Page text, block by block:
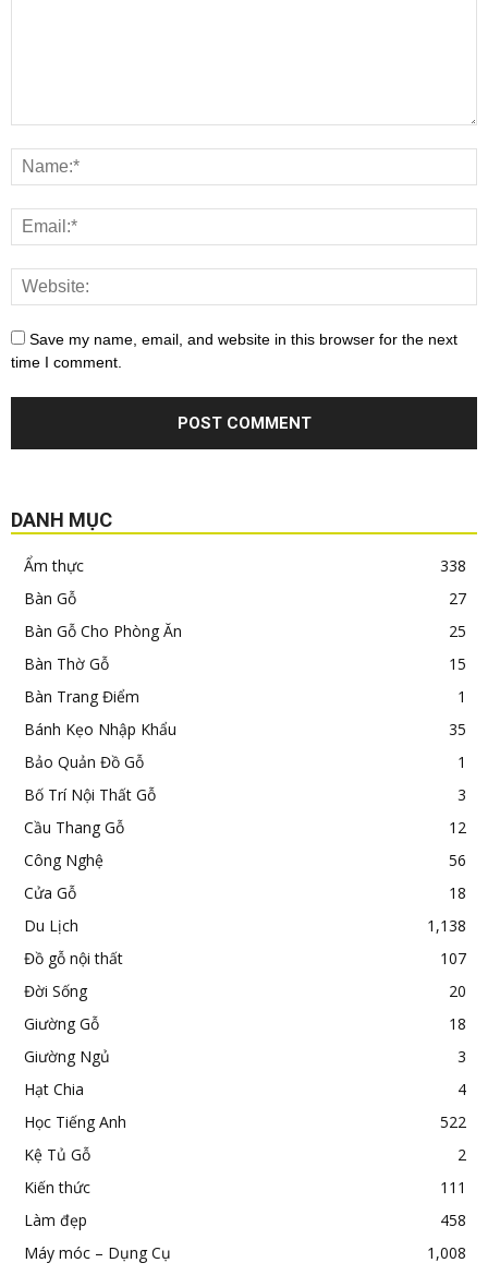
Save my name, email, and website in this browser for the next
time I comment.
DANH MỤC
Ẩm thực
338
Bàn Gỗ
27
Bàn Gỗ Cho Phòng Ăn
25
Bàn Thờ Gỗ
15
Bàn Trang Điểm
1
Bánh Kẹo Nhập Khẩu
35
Bảo Quản Đồ Gỗ
1
Bố Trí Nội Thất Gỗ
3
Cầu Thang Gỗ
12
Công Nghệ
56
Cửa Gỗ
18
Du Lịch
1,138
Đồ gỗ nội thất
107
Đời Sống
20
Giường Gỗ
18
Giường Ngủ
3
Hạt Chia
4
Học Tiếng Anh
522
Kệ Tủ Gỗ
2
Kiến thức
111
Làm đẹp
458
Máy móc – Dụng Cụ
1,008